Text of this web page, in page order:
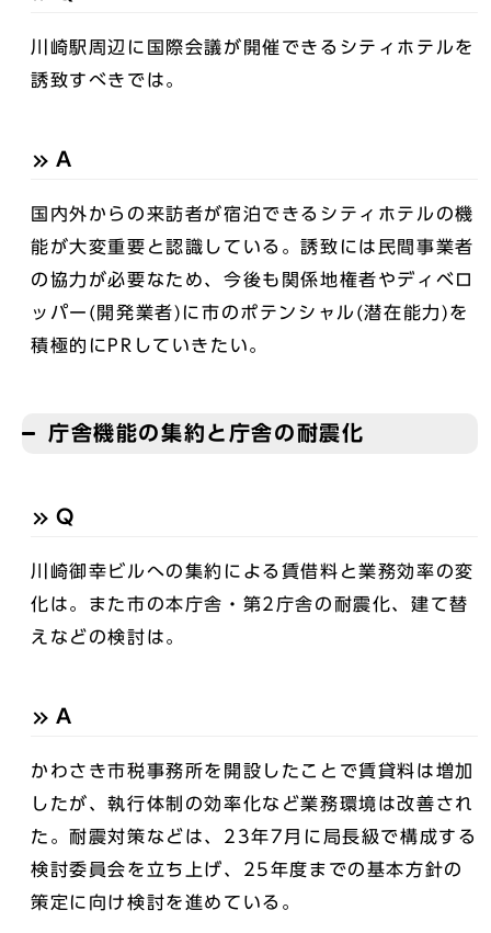
川崎駅周辺に国際会議が開催できるシティホテルを
誘致すべきでは。
A
国内外からの来訪者が宿泊できるシティホテルの機
能が大変重要と認識している。誘致には民間事業者
の協力が必要なため、今後も関係地権者やディベロ
ッパー(開発業者)に市のポテンシャル(潜在能力)を
積極的にPRしていきたい。
庁舎機能の集約と庁舎の耐震化
Q
川崎御幸ビルへの集約による賃借料と業務効率の変
化は。また市の本庁舎・第2庁舎の耐震化、建て替
えなどの検討は。
A
かわさき市税事務所を開設したことで賃貸料は増加
したが、執行体制の効率化など業務環境は改善され
た。耐震対策などは、23年7月に局長級で構成する
検討委員会を立ち上げ、25年度までの基本方針の
策定に向け検討を進めている。